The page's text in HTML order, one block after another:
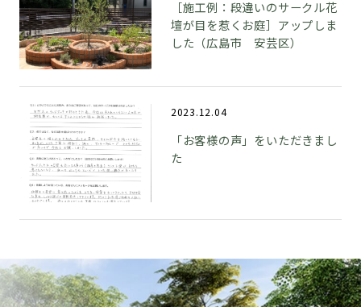
［施工例：段違いのサークル花
壇が目を惹くお庭］アップしま
した（広島市 安芸区）
2023.12.04
「お客様の声」をいただきまし
た